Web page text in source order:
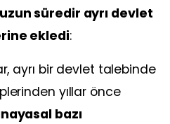
uzun süredir ayrı devlet
ekledi:
ayrı bir devlet talebinde
yıllar önce
bazı